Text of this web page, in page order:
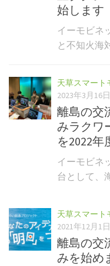
始します
イーモビネ
と不知火海
天草スマート
2023年3月16日
離島の交
みラクワ
を2022年
イーモビネ
台として、
天草スマート
2021年12月1日
離島の交
みを始め